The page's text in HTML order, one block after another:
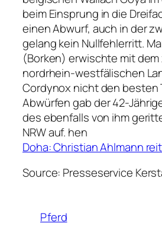
beim Einsprung in die
einen Abwurf, auch in der
gelang kein Nullfehlerritt.
(Borken) erwischte mit
nordrhein-westfälischen
Cordynox nicht den besten
Abwürfen gab der 42-
des ebenfalls von ihm
NRW auf. hen
Doha: Christian Ahlmann
Source: Presseservice
Pferd